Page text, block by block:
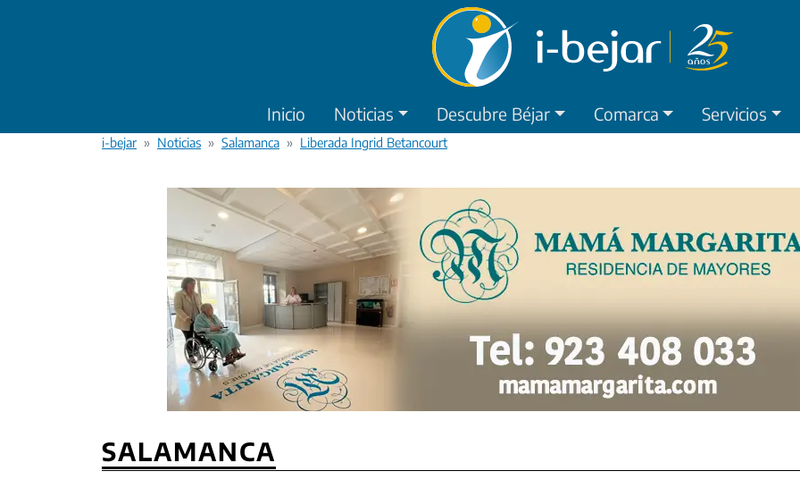
Inicio Noticias Descubre Béjar Comarca Servicios
i-bejar Noticias Salamanca Liberada Ingrid Betancourt
SALAMANCA